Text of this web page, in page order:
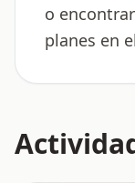
o
planes en